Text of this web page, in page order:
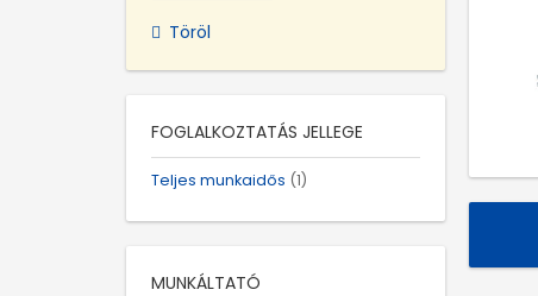
Töröl
FOGLALKOZTATÁS JELLEGE
Teljes munkaidős (1)
MUNKÁLTATÓ